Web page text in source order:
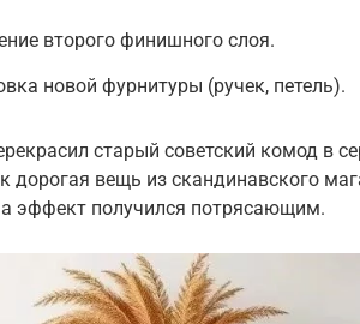
второго финишного слоя.
новой фурнитуры (ручек, петель).
старый советский комод в
дорогая вещь из скандинавского
а эффект получился потрясающим.